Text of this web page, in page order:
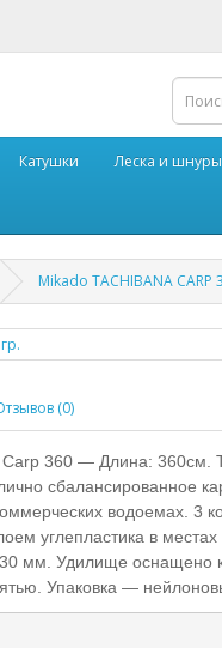
Катушки Леска и шнуры
Mikado TACHIBANA CARP
(0)
360 — Длина: 360см.
сбалансированное
водоемах. 3
углепластика в
мм. Удилище оснащено
Упаковка —